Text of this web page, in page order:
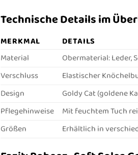
Technische Details im
MERKMAL
DETAILS
Material
Obermaterial: Leder,
Verschluss
Elastischer
Design
Goldy Cat (goldene
Pflegehinweise
Mit feuchtem Tuch
Größen
Erhältlich in